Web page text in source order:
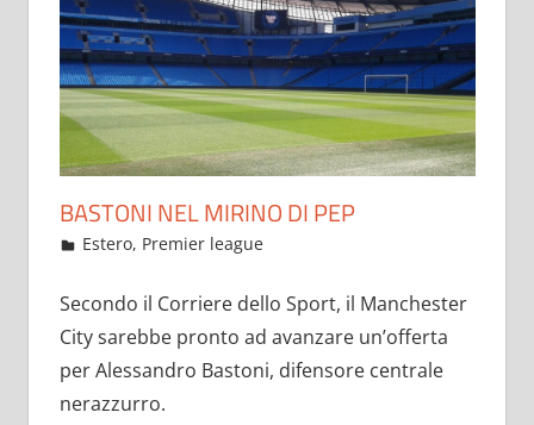
BASTONI NEL MIRINO DI PEP
Maggio 26, 2021
admin
Estero, Premier league
Secondo il Corriere dello Sport, il Manchester
City sarebbe pronto ad avanzare un’offerta
per Alessandro Bastoni, difensore centrale
nerazzurro.